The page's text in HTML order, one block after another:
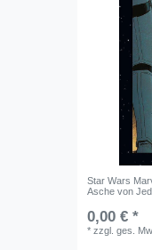
Star Wars
Asche von
0,00 € *
*zzgl. ges.